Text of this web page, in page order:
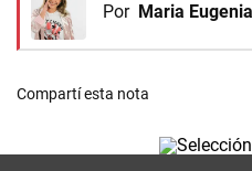
Por Maria
Compartí esta nota